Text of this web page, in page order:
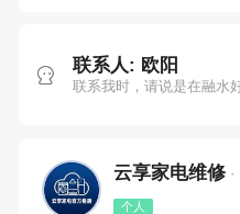
联系人: 欧阳
联系我时，请说是在融水
云享家电维修
个人